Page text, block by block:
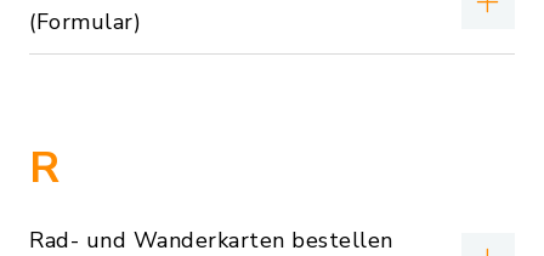
(Formular)
R
Rad- und Wanderkarten bestellen